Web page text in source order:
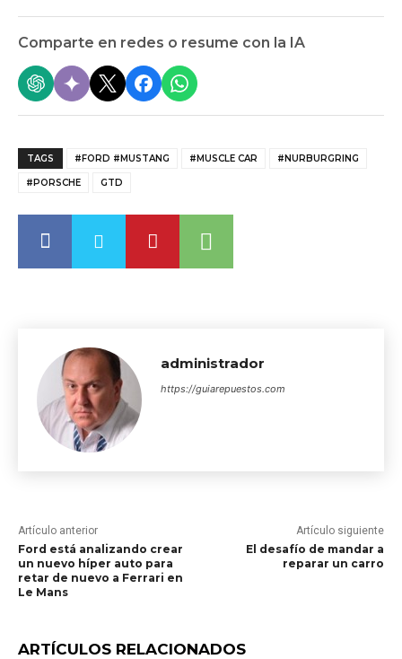
Comparte en redes o resume con la IA
TAGS #FORD #MUSTANG #MUSCLE CAR #NURBURGRING
#PORSCHE GTD
administrador
https://guiarepuestos.com
Artículo anterior
Ford está analizando crear
un nuevo híper auto para
retar de nuevo a Ferrari en
Le Mans
Artículo siguiente
El desafío de mandar a
reparar un carro
ARTÍCULOS RELACIONADOS